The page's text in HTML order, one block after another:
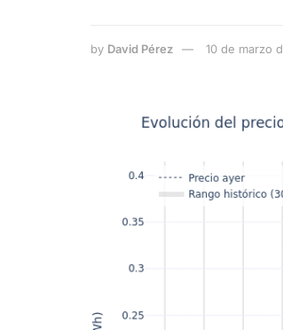
by David Pérez 10 de marzo